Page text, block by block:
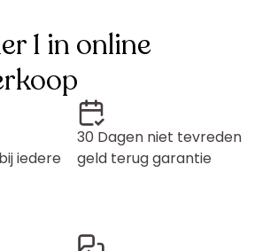
1 in online
iedere
30 Dagen niet tevreden
geld terug garantie